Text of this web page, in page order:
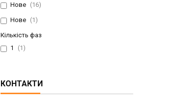
Нове
16
Нове 1
Кількість фаз
1
1
КОНТАКТИ